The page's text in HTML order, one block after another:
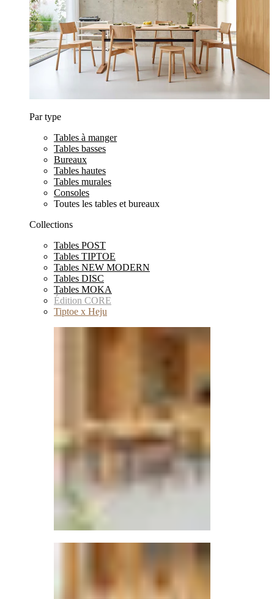
Par type
Tables à manger
Tables basses
Bureaux
Tables hautes
Tables murales
Consoles
Toutes les tables et bureaux
Collections
Tables POST
Tables TIPTOE
Tables NEW MODERN
Tables DISC
Tables MOKA
Édition CORE
Tiptoe x Heju